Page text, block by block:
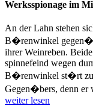
Werksspionage im
An der Lahn stehen
B�renwinkel
ihrer Weinreben.
spinnefeind wegen
B�renwinkel st�rt
Gegen�bers, denn er
weiter lesen